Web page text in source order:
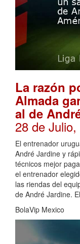
La razón
Almada
al de
28 de
El entrenador
André Jardine y
técnicos mejor
el entrenador
las riendas del
de André Jardine.
BolaVip Mexico